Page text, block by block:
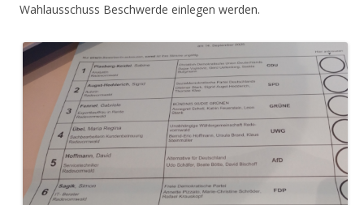
Wahlausschuss Beschwerde einlegen werden.